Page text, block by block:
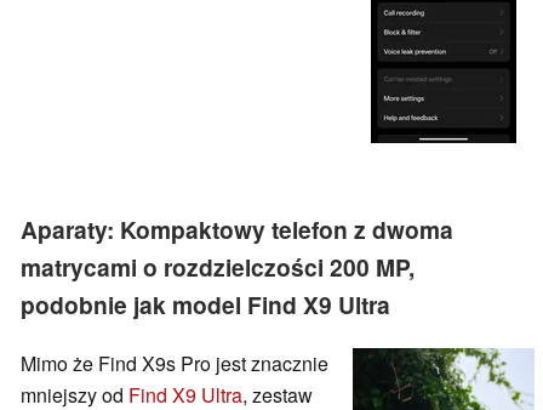
Aparaty: Kompaktowy telefon z dwoma
matrycami o rozdzielczości 200 MP,
podobnie jak model Find X9 Ultra
Mimo że Find X9s Pro jest znacznie
mniejszy od Find X9 Ultra, zestaw